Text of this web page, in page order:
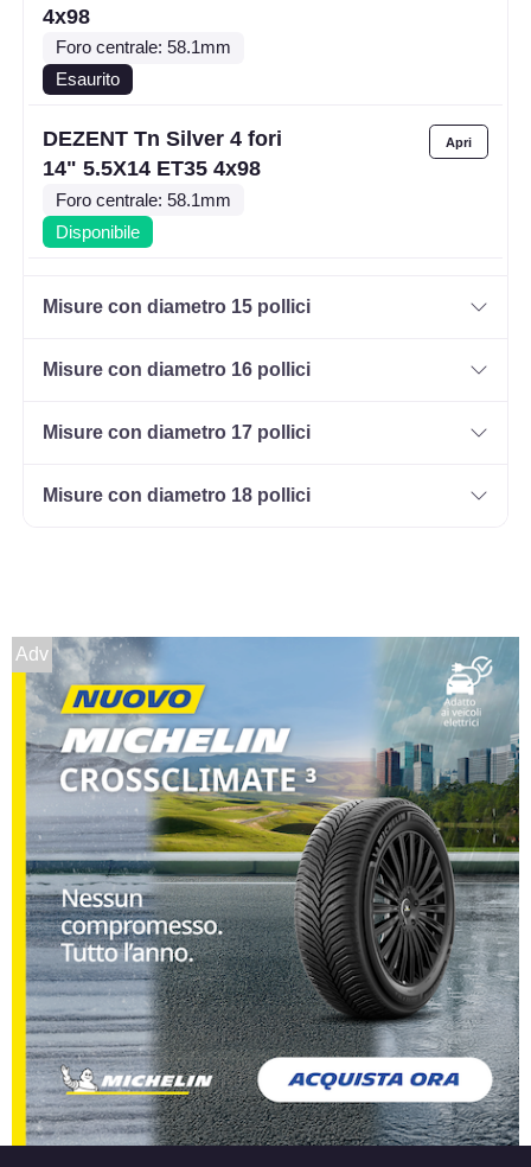
4x98
Foro centrale: 58.1mm
Esaurito
DEZENT Tn Silver 4 fori
14" 5.5X14 ET35 4x98
Foro centrale: 58.1mm
Disponibile
14" 5.5X14 ET35 4x100
DEZENT Tn Silver 4 fori
Foro centrale: 60.1mm
Foro centrale: 54.1mm
Disponibile
DEZENT Tn Silver 4 fori
14" 5.5X14 ET45 4x100
Foro centrale: 54.1mm
Disponibile
DEZENT Tn Black Mirror
4 fori 14" 5.5X14 ET35
4x100
Foro centrale: 60.1mm
Disponibile
DEZENT Tn Black Mirror
4 fori 14" 5.5X14 ET40
4x100
Misure con diametro 15 pollici
Misure con diametro 16 pollici
Misure con diametro 17 pollici
Misure con diametro 18 pollici
Adv